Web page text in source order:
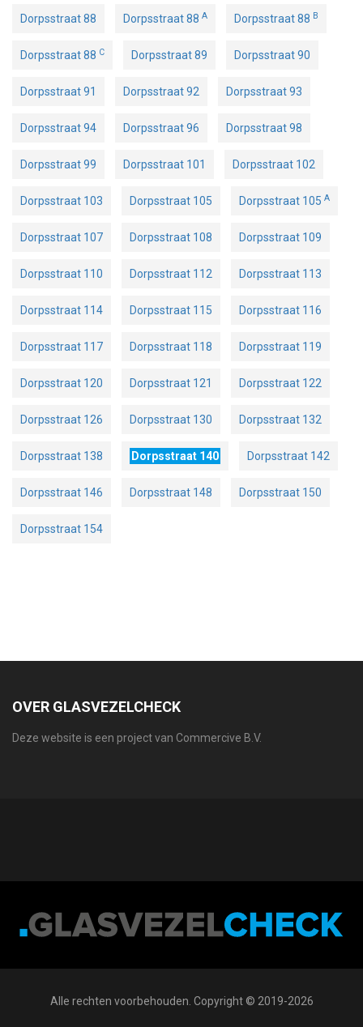
Dorpsstraat 88 Dorpsstraat 88 A Dorpsstraat 88 B
Dorpsstraat 88 C Dorpsstraat 89 Dorpsstraat 90
Dorpsstraat 91 Dorpsstraat 92 Dorpsstraat 93
Dorpsstraat 94 Dorpsstraat 96 Dorpsstraat 98
Dorpsstraat 99 Dorpsstraat 101 Dorpsstraat 102
Dorpsstraat 103 Dorpsstraat 105 Dorpsstraat 105 A
Dorpsstraat 107 Dorpsstraat 108 Dorpsstraat 109
Dorpsstraat 110 Dorpsstraat 112 Dorpsstraat 113
Dorpsstraat 114 Dorpsstraat 115 Dorpsstraat 116
Dorpsstraat 117 Dorpsstraat 118 Dorpsstraat 119
Dorpsstraat 120 Dorpsstraat 121 Dorpsstraat 122
Dorpsstraat 126 Dorpsstraat 130 Dorpsstraat 132
Dorpsstraat 138 Dorpsstraat 140 Dorpsstraat 142
Dorpsstraat 146 Dorpsstraat 148 Dorpsstraat 150
Dorpsstraat 154
OVER GLASVEZELCHECK
Deze website is een project van Commercive B.V.
Alle rechten voorbehouden. Copyright © 2019-2026